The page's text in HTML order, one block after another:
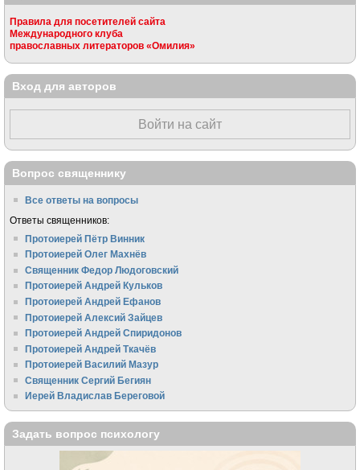
Правила для посетителей сайта
Международного клуба
православных литераторов «Омилия»
Вход для авторов
Войти на сайт
Вопрос священнику
Все ответы на вопросы
Ответы священников:
Протоиерей Пётр Винник
Протоиерей Олег Махнёв
Священник Федор Людоговский
Протоиерей Андрей Кульков
Протоиерей Андрей Ефанов
Протоиерей Алексий Зайцев
Протоиерей Андрей Спиридонов
Протоиерей Андрей Ткачёв
Протоиерей Василий Мазур
Священник Сергий Бегиян
Иерей Владислав Береговой
Задать вопрос психологу